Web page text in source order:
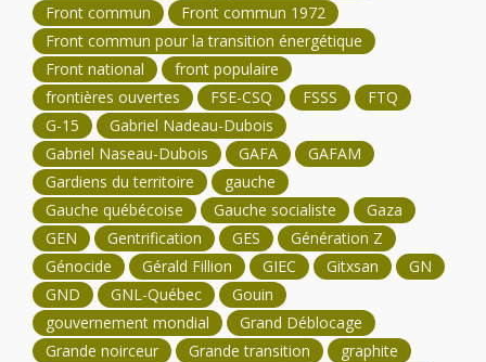
Front commun
Front commun 1972
Front commun pour la transition énergétique
Front national
front populaire
frontières ouvertes
FSE-CSQ FSSS
FTQ
G-15
Gabriel Nadeau-Dubois
Gabriel Naseau-Dubois
GAFA
GAFAM
Gardiens du territoire
gauche
Gauche québécoise
Gauche socialiste
Gaza
GEN
Gentrification GES
Génération Z
Génocide
Gérald Fillion GIEC Gitxsan
GN
GND
GNL-Québec
Gouin
gouvernement mondial
Grand Déblocage
Grande noirceur
Grande transition
graphite